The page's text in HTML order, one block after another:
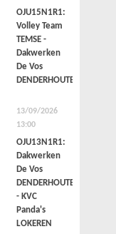
OJU15N1R1:
Volley Team
TEMSE -
Dakwerken
De Vos
DENDERHOUTEM
13/09/2026
13:00
OJU13N1R1:
Dakwerken
De Vos
DENDERHOUTEM
- KVC
Panda's
LOKEREN